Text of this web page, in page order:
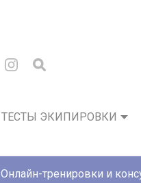
ТЕСТЫ ЭКИПИРОВКИ
Онлайн-тренировки и